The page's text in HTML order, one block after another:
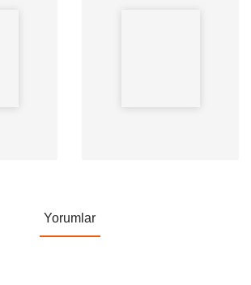
Yorumlar